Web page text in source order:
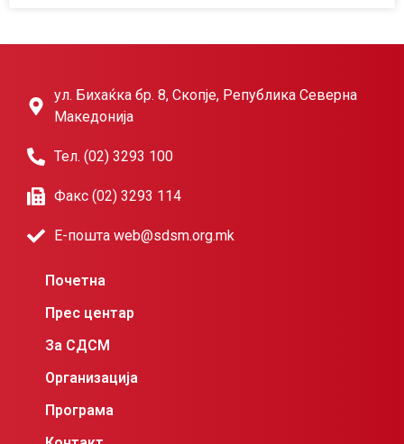
ул. Бихаќка бр. 8, Скопје, Република Северна
Македонија
Тел. (02) 3293 100
Факс (02) 3293 114
Е-пошта web@sdsm.org.mk
Почетна
Прес центар
За СДСМ
Организација
Програма